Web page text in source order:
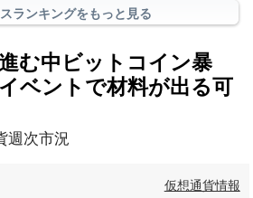
ランキングをもっと見る
む中ビットコイン暴
ベントで材料が出る可
週次市況
仮想通貨情報